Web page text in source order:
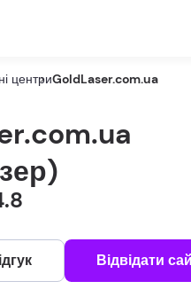
центриGoldLaser.com.ua
Відвідати